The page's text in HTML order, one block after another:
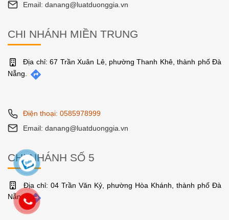
Email: danang@luatduonggia.vn
CHI NHÁNH MIỀN TRUNG
Địa chỉ: 67 Trần Xuân Lê, phường Thanh Khê, thành phố Đà
Nẵng.
Điện thoại: 0585978999
Email: danang@luatduonggia.vn
CHI NHÁNH SỐ 5
Địa chỉ: 04 Trần Văn Kỷ, phường Hòa Khánh, thành phố Đà
Nẵng.